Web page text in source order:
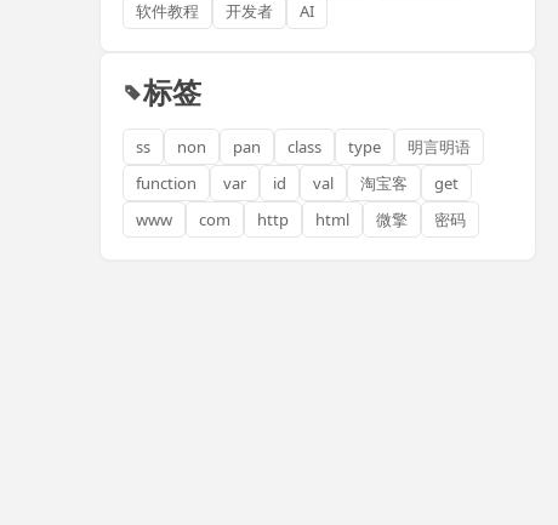
软件教程
开发者 AI
标签
ss non pan class type
明言明语
function
var id val 淘宝客
get
www
com http html 微擎 密码